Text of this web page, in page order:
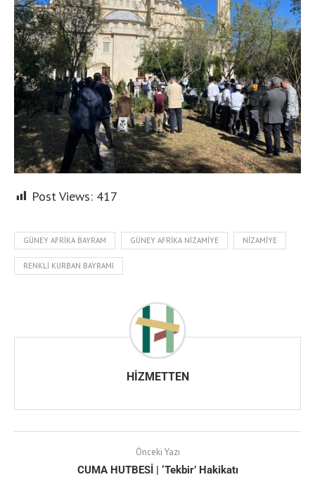
Post Views: 417
GÜNEY AFRIKA BAYRAM GÜNEY AFRIKA NIZAMIYE NIZAMIYE
RENKLI KURBAN BAYRAMI
HIZMETTEN
Önceki Yazı
CUMA HUTBESİ | ‘Tekbir’ Hakikatı